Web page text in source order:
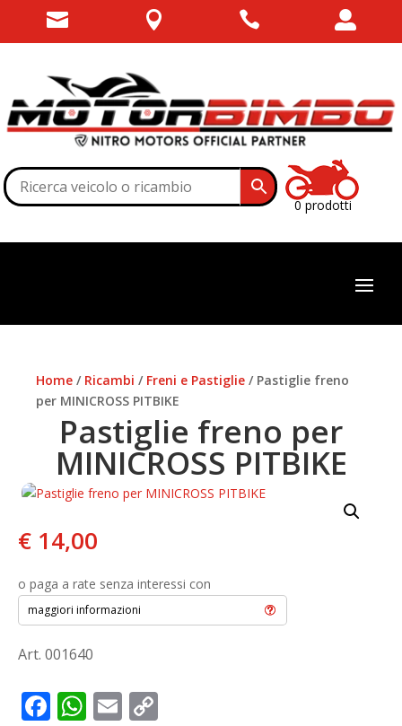
   
0 prodotti
Home / Ricambi / Freni e Pastiglie / Pastiglie freno
per MINICROSS PITBIKE
Pastiglie freno per
MINICROSS PITBIKE
€ 14,00
o paga a rate senza interessi con
maggiori informazioni
Art. 001640
F W E